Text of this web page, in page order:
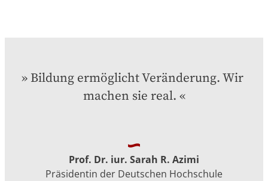
Bildung ermöglicht Veränderung. Wir
machen sie real.
Prof. Dr. iur. Sarah R. Azimi
Präsidentin der Deutschen Hochschule